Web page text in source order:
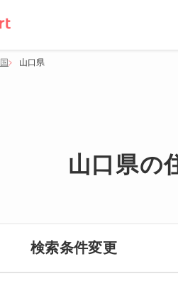
山口県
山口県の
検索条件変更